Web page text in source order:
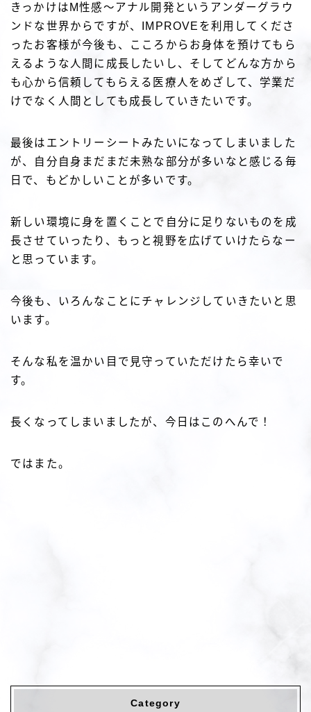
きっかけはМ性感～アナル開発というアンダーグラウ
ンドな世界からですが、IMPROVEを利用してくださ
ったお客様が今後も、こころからお身体を預けてもら
えるような人間に成長したいし、そしてどんな方から
も心から信頼してもらえる医療人をめざして、学業だ
けでなく人間としても成長していきたいです。
最後はエントリーシートみたいになってしまいました
が、自分自身まだまだ未熟な部分が多いなと感じる毎
日で、もどかしいことが多いです。
新しい環境に身を置くことで自分に足りないものを成
長させていったり、もっと視野を広げていけたらなー
と思っています。
今後も、いろんなことにチャレンジしていきたいと思
います。
そんな私を温かい目で見守っていただけたら幸いで
す。
長くなってしまいましたが、今日はこのへんで！
ではまた。
Category